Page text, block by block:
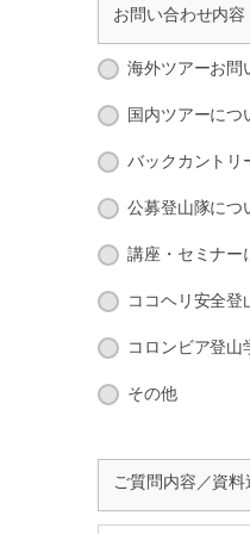
お問い合わせ内容
海外ツアーお問
国内ツアーにつ
バックカントリ
公募登山隊につ
講座・セミナー
ココヘリ安全登
コロンビア登山
その他
ご質問内容／資